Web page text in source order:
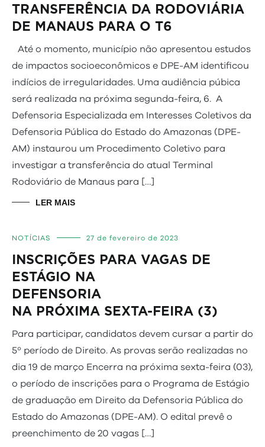
TRANSFERÊNCIA DA RODOVIÁRIA
DE MANAUS PARA O T6
Até o momento, município não apresentou estudos
de impactos socioeconômicos e DPE-AM identificou
indícios de irregularidades. Uma audiência púbica
será realizada na próxima segunda-feira, 6. A
Defensoria Especializada em Interesses Coletivos da
Defensoria Pública do Estado do Amazonas (DPE-
AM) instaurou um Procedimento Coletivo para
investigar a transferência do atual Terminal
Rodoviário de Manaus para […]
LER MAIS
NOTÍCIAS 27 de fevereiro de 2023
INSCRIÇÕES PARA VAGAS DE
ESTÁGIO NA
NA PRÓXIMA SEXTA-FEIRA (3)
Para participar, candidatos devem cursar a partir do
5º período de Direito. As provas serão realizadas no
dia 19 de março Encerra na próxima sexta-feira (03),
o período de inscrições para o Programa de Estágio
de graduação em Direito da Defensoria Pública do
Estado do Amazonas (DPE-AM). O edital prevê o
preenchimento de 20 vagas […]